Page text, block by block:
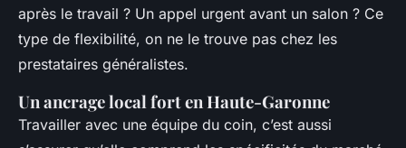
après le travail ? Un appel urgent avant un salon ? Ce
type de flexibilité, on ne le trouve pas chez les
prestataires généralistes.
Un ancrage local fort en Haute-Garonne
Travailler avec une équipe du coin, c’est aussi